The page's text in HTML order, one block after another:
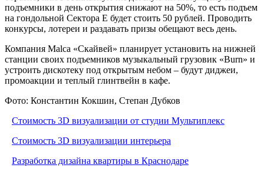
подъемники в день открытия снижают на 50%, то есть подъем
на гондольной Сектора Е будет стоить 50 рублей. Проводить
конкурсы, лотереи и раздавать призы обещают весь день.
Компания Malca «Скайвей» планирует установить на нижней
станции своих подъемников музыкальный грузовик «Burn» и
устроить дискотеку под открытым небом – будут диджеи,
промоакции и теплый глинтвейн в кафе.
Фото: Константин Кокшин, Степан Дубков
Стоимость 3D визуализации от студии Мультиплекс
Стоимость 3D визуализации интерьера
Разработка дизайна квартиры в Краснодаре